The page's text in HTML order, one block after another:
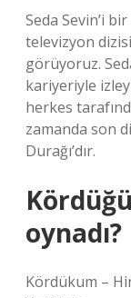
Seda Sevin’i
televizyon
görüyoruz.
kariyeriyle
herkes
zamanda son
Durağı’dır.
oynadı?
Kördükum –